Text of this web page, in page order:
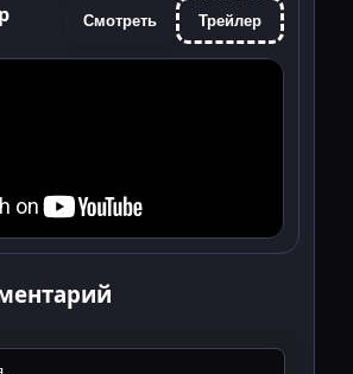
Смотреть Трейлер